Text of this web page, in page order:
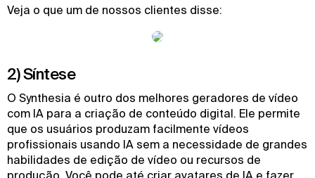
Veja o que um de nossos clientes disse:
2) Síntese
O Synthesia é outro dos melhores geradores de vídeo
com IA para a criação de conteúdo digital. Ele permite
que os usuários produzam facilmente vídeos
profissionais usando IA sem a necessidade de grandes
habilidades de edição de vídeo ou recursos de
produção. Você pode até criar avatares de IA e fazer